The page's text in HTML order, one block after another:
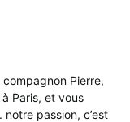
compagnon Pierre,
Paris, et vous
passion, c’est